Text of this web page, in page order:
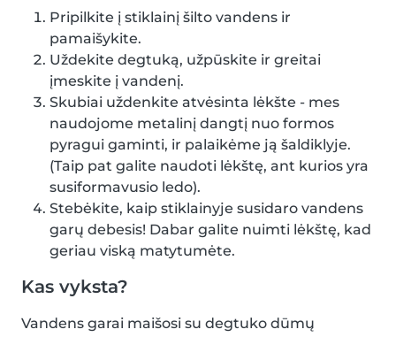
Pripilkite į stiklainį šilto vandens ir
pamaišykite.
Uždekite degtuką, užpūskite ir greitai
įmeskite į vandenį.
Skubiai uždenkite atvėsinta lėkšte - mes
naudojome metalinį dangtį nuo formos
pyragui gaminti, ir palaikėme ją šaldiklyje.
(Taip pat galite naudoti lėkštę, ant kurios yra
susiformavusio ledo).
Stebėkite, kaip stiklainyje susidaro vandens
garų debesis! Dabar galite nuimti lėkštę, kad
geriau viską matytumėte.
Kas vyksta?
Vandens garai maišosi su degtuko dūmų